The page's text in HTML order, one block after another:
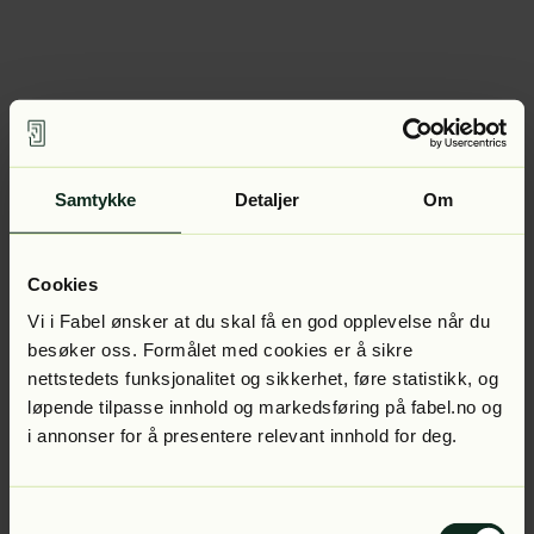
Samtykke Detaljer Om
Cookies
Vi i Fabel ønsker at du skal få en god opplevelse når du
besøker oss. Formålet med cookies er å sikre
nettstedets funksjonalitet og sikkerhet, føre statistikk, og
løpende tilpasse innhold og markedsføring på fabel.no og
i annonser for å presentere relevant innhold for deg.